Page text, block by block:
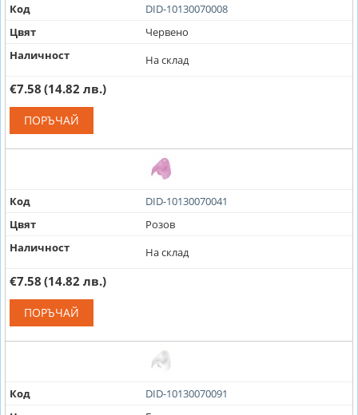
Код
DID-10130070008
Цвят
Червено
Наличност
На склад
€7.58 (14.82 лв.)
ПОРЪЧАЙ
Код
DID-10130070041
Цвят
Розов
Наличност
На склад
€7.58 (14.82 лв.)
ПОРЪЧАЙ
Код
DID-10130070091